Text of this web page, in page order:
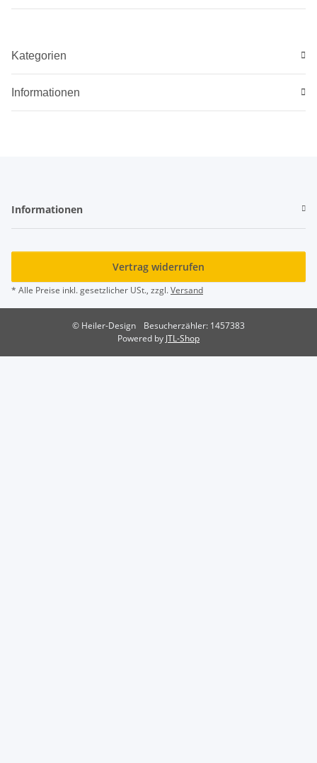
Kategorien
Informationen
Informationen
Vertrag widerrufen
* Alle Preise inkl. gesetzlicher USt., zzgl.Versand
© Heiler-Design
Besucherzähler: 1457383
Powered by JTL-Shop